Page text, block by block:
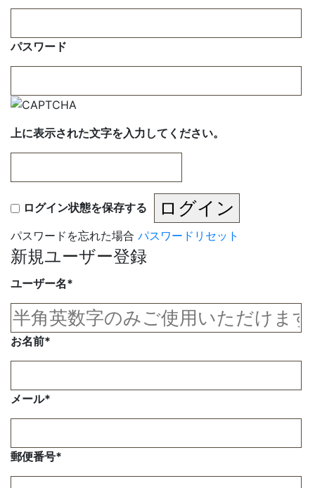
パスワード
上に表示された文字を入力してください。
ログイン状態を保存する
パスワードを忘れた場合 パスワードリセット
新規ユーザー登録
ユーザー名*
お名前*
メール*
郵便番号*